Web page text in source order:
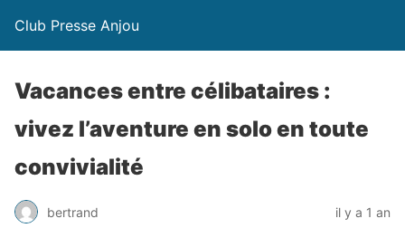
Club Presse Anjou
Vacances entre célibataires :
vivez l’aventure en solo en toute
convivialité
bertrand il y a 1 an